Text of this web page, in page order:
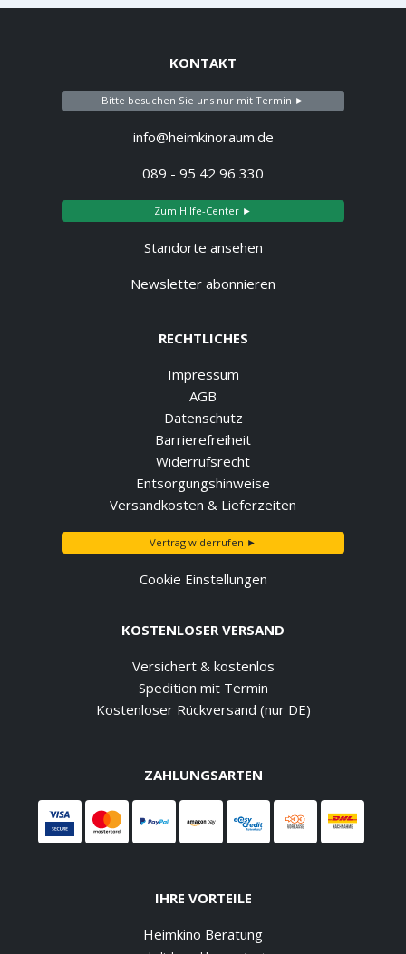
KONTAKT
Bitte besuchen Sie uns nur mit Termin ►
info@heimkinoraum.de
089 - 95 42 96 330
Zum Hilfe-Center ►
Standorte ansehen
Newsletter abonnieren
RECHTLICHES
Impressum
AGB
Datenschutz
Barrierefreiheit
Widerrufsrecht
Entsorgungshinweise
Versandkosten & Lieferzeiten
Vertrag widerrufen ►
Cookie Einstellungen
KOSTENLOSER VERSAND
Versichert & kostenlos
Spedition mit Termin
Kostenloser Rückversand (nur DE)
ZAHLUNGSARTEN
IHRE VORTEILE
Heimkino Beratung